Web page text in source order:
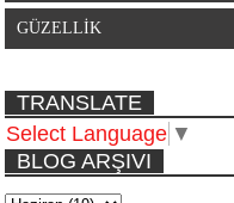
GÜZELLİK
TRANSLATE
Select Language ▼
BLOG ARŞIVI